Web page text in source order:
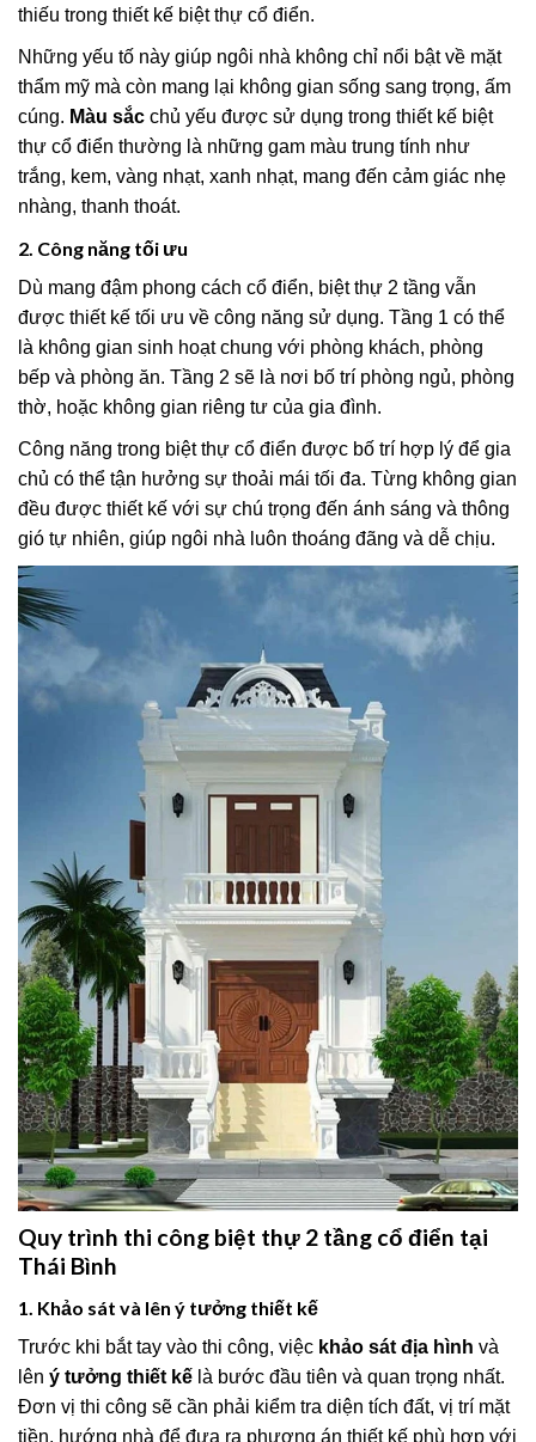
thiếu trong thiết kế biệt thự cổ điển.
Những yếu tố này giúp ngôi nhà không chỉ nổi bật về mặt
thẩm mỹ mà còn mang lại không gian sống sang trọng, ấm
cúng. Màu sắc chủ yếu được sử dụng trong thiết kế biệt
thự cổ điển thường là những gam màu trung tính như
trắng, kem, vàng nhạt, xanh nhạt, mang đến cảm giác nhẹ
nhàng, thanh thoát.
2. Công năng tối ưu
Dù mang đậm phong cách cổ điển, biệt thự 2 tầng vẫn
được thiết kế tối ưu về công năng sử dụng. Tầng 1 có thể
là không gian sinh hoạt chung với phòng khách, phòng
bếp và phòng ăn. Tầng 2 sẽ là nơi bố trí phòng ngủ, phòng
thờ, hoặc không gian riêng tư của gia đình.
Công năng trong biệt thự cổ điển được bố trí hợp lý để gia
chủ có thể tận hưởng sự thoải mái tối đa. Từng không gian
đều được thiết kế với sự chú trọng đến ánh sáng và thông
gió tự nhiên, giúp ngôi nhà luôn thoáng đãng và dễ chịu.
Quy trình thi công biệt thự 2 tầng cổ điển tại
Thái Bình
1. Khảo sát và lên ý tưởng thiết kế
Trước khi bắt tay vào thi công, việc khảo sát địa hình và
lên ý tưởng thiết kế là bước đầu tiên và quan trọng nhất.
Đơn vị thi công sẽ cần phải kiểm tra diện tích đất, vị trí mặt
tiền, hướng nhà để đưa ra phương án thiết kế phù hợp với